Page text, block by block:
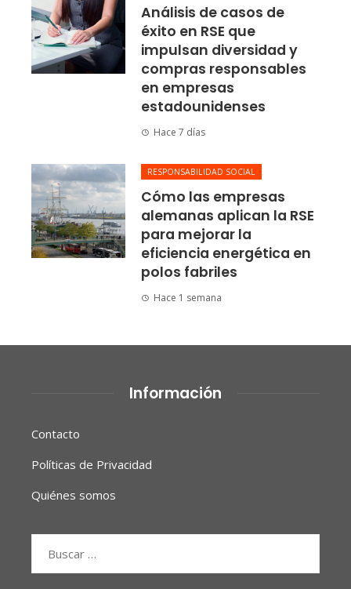
Análisis de casos de
éxito en RSE que
impulsan diversidad y
compras responsables
en empresas
estadounidenses
Hace 7 días
RESPONSABILIDAD SOCIAL
Cómo las empresas
alemanas aplican la RSE
para mejorar la
eficiencia energética en
polos fabriles
Hace 1 semana
Información
Contacto
Políticas de Privacidad
Quiénes somos